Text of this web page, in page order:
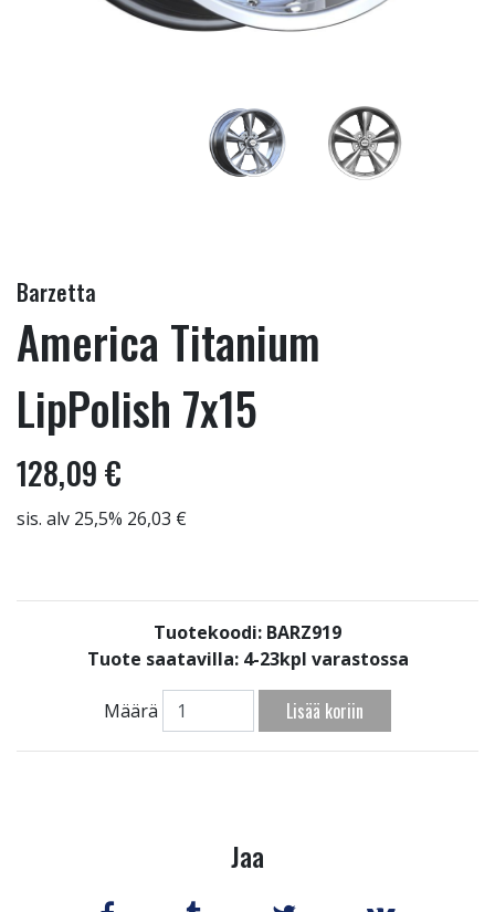
Barzetta
America Titanium
LipPolish 7x15
128,09 €
sis. alv 25,5% 26,03 €
Tuotekoodi: BARZ919
Tuote saatavilla: 4-23kpl varastossa
Määrä Lisää koriin
Jaa